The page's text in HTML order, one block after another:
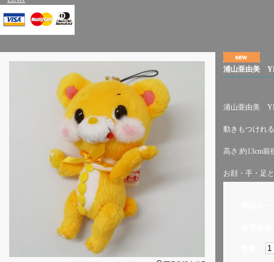
浦山亜由美
浦山亜由美
動きもつけれ
高さ:約13cm前
お顔・手・足